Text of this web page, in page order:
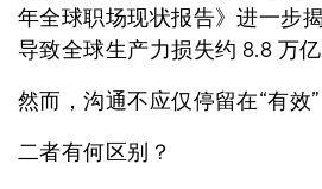
年全球职场现状报告》进一步
导致全球生产力损失约 8.8 万亿
然而，沟通不应仅停留在“有效”
二者有何区别？